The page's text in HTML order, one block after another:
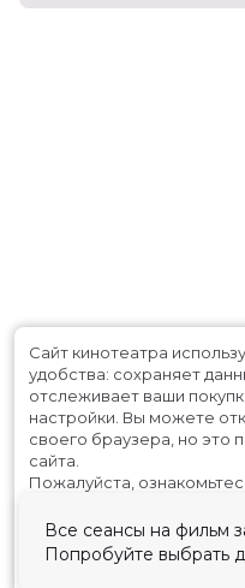
Все сеансы на фильм
Попробуйте выбрать
Сайт кинотеатра
удобства: сохраняет
отслеживает ваши
настройки. Вы можете
своего браузера, но это
сайта.
Пожалуйста,